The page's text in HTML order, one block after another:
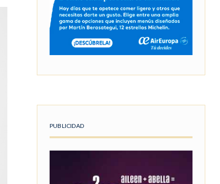
PUBLICIDAD